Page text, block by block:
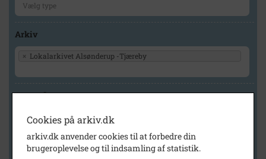
Arkiv
× Lokalarkivet Alsønderup -Tjæreby
Geografi
Generelt
Cookies på arkiv.dk
arkiv.dk anvender cookies til at forbedre din
brugeroplevelse og til indsamling af statistik.